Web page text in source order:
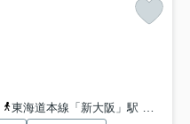
東海道本線「新大阪」駅 徒歩6分